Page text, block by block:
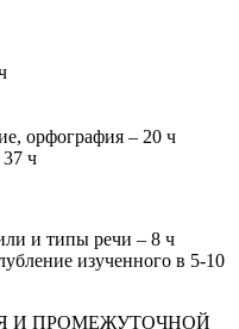
орфография – 20 ч
ч
и типы речи – 8 ч
изученного в 5-10
И ПРОМЕЖУТОЧНОЙ